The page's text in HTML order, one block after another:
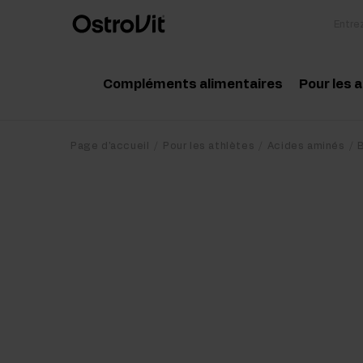
Compléments alimentaires Pour les
Page d'accueil Pour les athlètes Acides aminés